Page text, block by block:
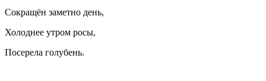
Сокращён заметно день,
Холоднее утром росы,
Посерела голубень.